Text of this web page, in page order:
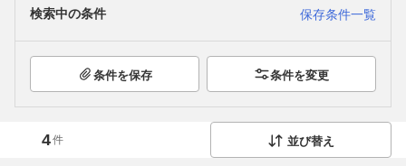
検索中の条件 保存条件一覧
条件を保存 条件を変更
4件 並び替え